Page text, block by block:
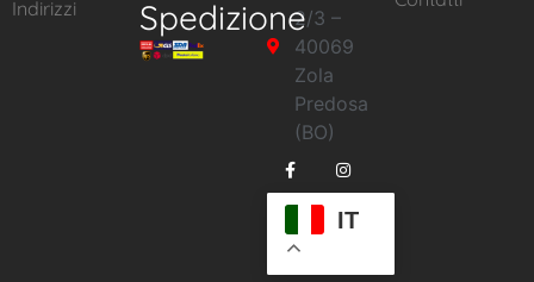
2/3 –
40069
Zola
Predosa
(BO)
IT
Indirizzi
Spedizione